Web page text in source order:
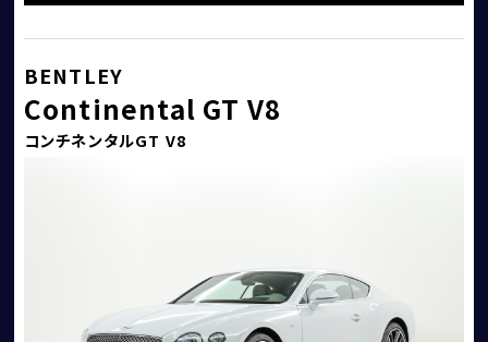
アフターサービス
BENTLEY
Continental GT V8
コンチネンタルGT V8